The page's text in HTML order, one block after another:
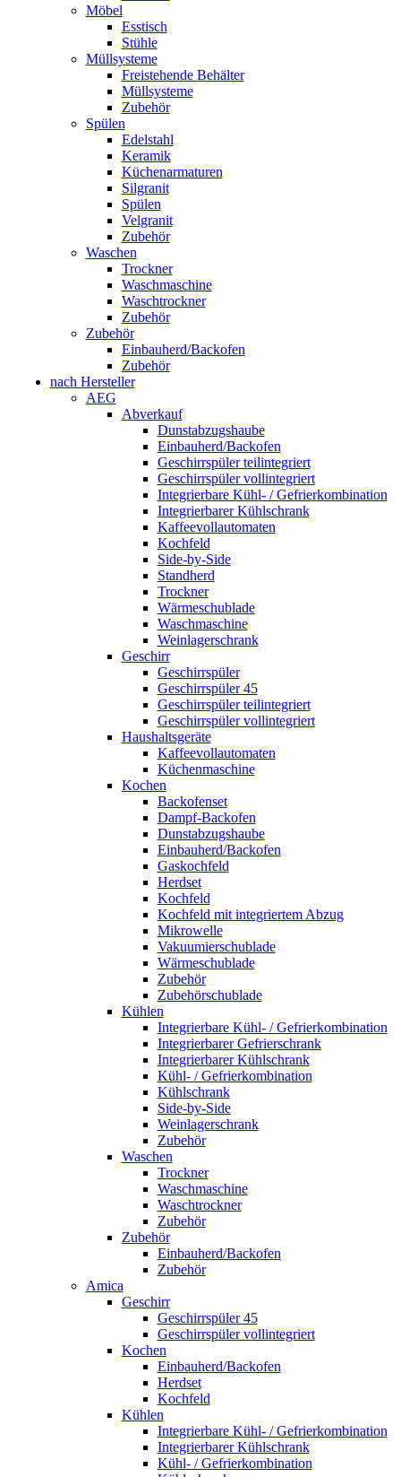
Möbel
Esstisch
Stühle
Müllsysteme
Freistehende Behälter
Müllsysteme
Zubehör
Spülen
Edelstahl
Keramik
Küchenarmaturen
Silgranit
Spülen
Velgranit
Zubehör
Waschen
Trockner
Waschmaschine
Waschtrockner
Zubehör
Zubehör
Einbauherd/Backofen
Zubehör
nach Hersteller
AEG
Abverkauf
Dunstabzugshaube
Einbauherd/Backofen
Geschirrspüler teilintegriert
Geschirrspüler vollintegriert
Integrierbare Kühl- / Gefrierkombination
Integrierbarer Kühlschrank
Kaffeevollautomaten
Kochfeld
Side-by-Side
Standherd
Trockner
Wärmeschublade
Waschmaschine
Weinlagerschrank
Geschirr
Geschirrspüler
Geschirrspüler 45
Geschirrspüler teilintegriert
Geschirrspüler vollintegriert
Haushaltsgeräte
Kaffeevollautomaten
Küchenmaschine
Kochen
Backofenset
Dampf-Backofen
Dunstabzugshaube
Einbauherd/Backofen
Gaskochfeld
Herdset
Kochfeld
Kochfeld mit integriertem Abzug
Mikrowelle
Vakuumierschublade
Wärmeschublade
Zubehör
Zubehörschublade
Kühlen
Integrierbare Kühl- / Gefrierkombination
Integrierbarer Gefrierschrank
Integrierbarer Kühlschrank
Kühl- / Gefrierkombination
Kühlschrank
Side-by-Side
Weinlagerschrank
Zubehör
Waschen
Trockner
Waschmaschine
Waschtrockner
Zubehör
Zubehör
Einbauherd/Backofen
Zubehör
Amica
Geschirr
Geschirrspüler 45
Geschirrspüler vollintegriert
Kochen
Einbauherd/Backofen
Herdset
Kochfeld
Kühlen
Integrierbare Kühl- / Gefrierkombination
Integrierbarer Kühlschrank
Kühl- / Gefrierkombination